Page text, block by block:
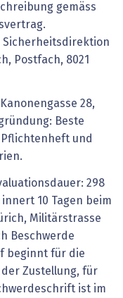
gemäss
Sicherheitsdirektion
Postfach, 8021
28,
Beste
und
298
10 Tagen beim
Militärstrasse
Beschwerde
beginnt für die
Zustellung, für
ist im